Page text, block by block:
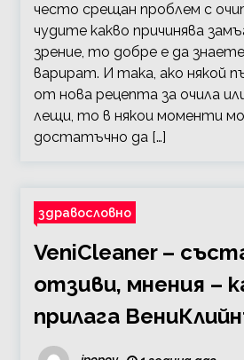
често срещан проблем с
чудите какво причинява
зрение, то добре е да
варират. И така, ако някой
от нова рецепта за очила
лещи, то в някои моменти
достатъчно да […]
здравословно
VeniCleaner –
отзиви, мнения –
прилага